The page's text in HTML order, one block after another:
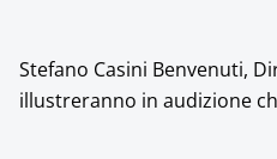
Stefano Casini Benvenuti,
illustreranno in audizione